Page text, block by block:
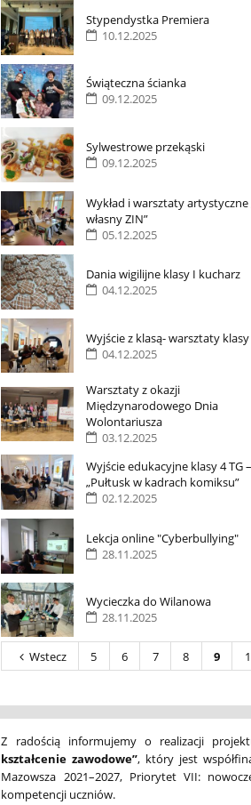
Stypendystka Premiera
10.12.2025
Świąteczna ścianka
09.12.2025
Sylwestrowe przekąski
09.12.2025
Wykład i warsztaty artystyczne
własny ZIN”
05.12.2025
Dania wigilijne klasy I kucharz
04.12.2025
Wyjście z klasą- warsztaty klasy
04.12.2025
Warsztaty z okazji
Międzynarodowego Dnia
Wolontariusza
03.12.2025
Wyjście edukacyjne klasy 4 TG –
„Pułtusk w kadrach komiksu”
02.12.2025
Lekcja online "Cyberbullying"
28.11.2025
Wycieczka do Wilanowa
28.11.2025
Wstecz 5 6 7 8 9
Z radością informujemy o realizacji
kształcenie zawodowe”, który jest
Mazowsza 2021–2027, Priorytet VII:
kompetencji uczniów.